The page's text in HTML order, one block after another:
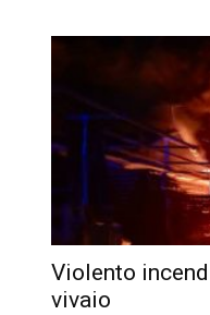
Violento
vivaio